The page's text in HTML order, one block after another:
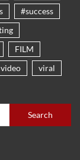
#success
FILM
video
viral